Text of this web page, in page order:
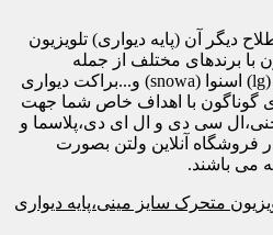
دیگر آن (پایه دیواری) تلویزیون
با برندهای مختلف از جمله
سامسونگ (samsung) و ال جی (lg) اسنوا (snowa) و...براکت دیواری
گوناگون با اهداف خاص شما جهت
سی دی و ال ای دی،پلاسما و
فروشگاه آنلاین ولتن بصورت
می باشند.
متحرک سایز مینی،پایه دیواری